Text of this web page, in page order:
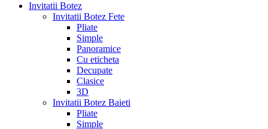
Invitatii Botez
Invitatii Botez Fete
Pliate
Simple
Panoramice
Cu eticheta
Decupate
Clasice
3D
Invitatii Botez Baieti
Pliate
Simple